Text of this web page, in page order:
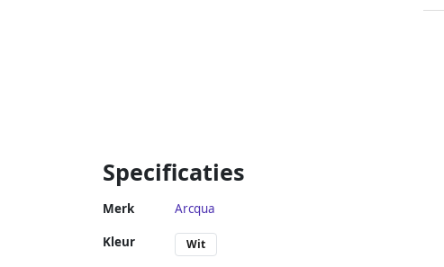
Specificaties
Merk Arcqua
Kleur Wit